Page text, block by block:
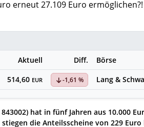
erneut 27.109 Euro
Aktuell Diff.
Börse
514,60 EUR -1,61 % Lang &
hat in fünf Jahren aus 10.000
die Anteilsscheine von 229 Euro